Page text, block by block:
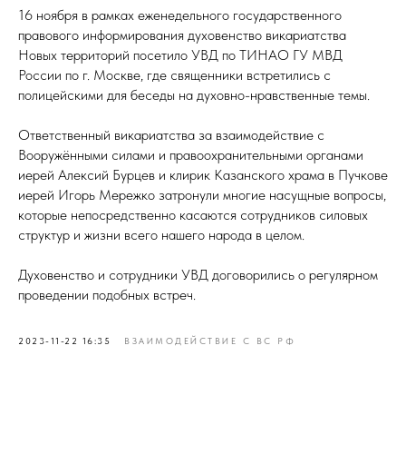
16 ноября в рамках еженедельного государственного
правового информирования духовенство викариатства
Новых территорий посетило УВД по ТИНАО ГУ МВД
России по г. Москве, где священники встретились с
полицейскими для беседы на духовно-нравственные темы.
Ответственный викариатства за взаимодействие с
Вооружёнными силами и правоохранительными органами
иерей Алексий Бурцев и клирик Казанского храма в Пучкове
иерей Игорь Мережко затронули многие насущные вопросы,
которые непосредственно касаются сотрудников силовых
структур и жизни всего нашего народа в целом.
Духовенство и сотрудники УВД договорились о регулярном
проведении подобных встреч.
2023-11-22 16:35 ВЗАИМОДЕЙСТВИЕ С ВС РФ